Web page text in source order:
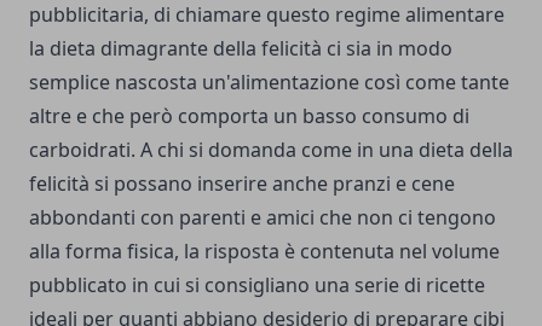
pubblicitaria, di chiamare questo regime alimentare
la dieta dimagrante della felicità ci sia in modo
semplice nascosta un'alimentazione così come tante
altre e che però comporta un basso consumo di
carboidrati. A chi si domanda come in una dieta della
felicità si possano inserire anche pranzi e cene
abbondanti con parenti e amici che non ci tengono
alla forma fisica, la risposta è contenuta nel volume
pubblicato in cui si consigliano una serie di ricette
ideali per quanti abbiano desiderio di preparare cibi